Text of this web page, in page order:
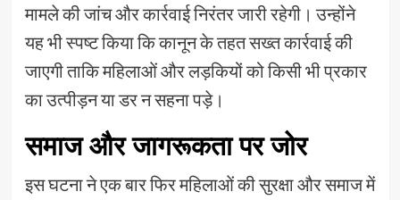
मामले की जांच और कार्रवाई निरंतर जारी रहेगी। उन्होंने
यह भी स्पष्ट किया कि कानून के तहत सख्त कार्रवाई की
जाएगी ताकि महिलाओं और लड़कियों को किसी भी प्रकार
का उत्पीड़न या डर न सहना पड़े।
समाज और जागरूकता पर जोर
इस घटना ने एक बार फिर महिलाओं की सुरक्षा और समाज में